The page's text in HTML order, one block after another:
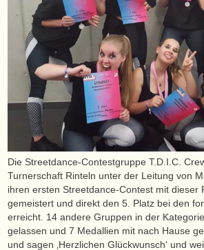
Die Streetdance-Contestgruppe T.D.I.C.
Turnerschaft Rinteln unter der Leitung von
ihren ersten Streetdance-Contest mit dieser
gemeistert und direkt den 5. Platz bei den
erreicht. 14 andere Gruppen in der
gelassen und 7 Medallien mit nach Hause
und sagen ‚Herzlichen Glückwunsch‘ und